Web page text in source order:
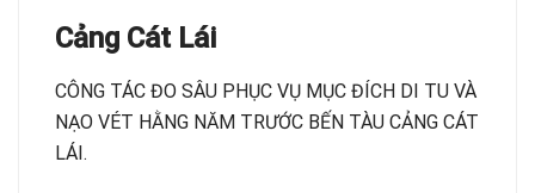
Cảng Cát Lái
CÔNG TÁC ĐO SÂU PHỤC VỤ MỤC ĐÍCH DI TU VÀ
NẠO VÉT HẰNG NĂM TRƯỚC BẾN TÀU CẢNG CÁT
LÁI.